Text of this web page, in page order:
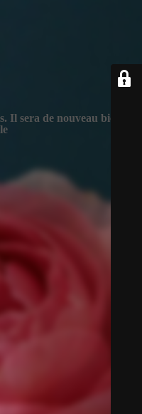
Il sera de nouveau bientôt